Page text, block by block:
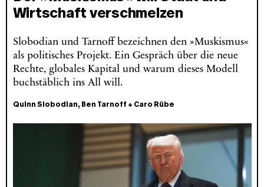
Wirtschaft verschmelzen
Slobodian und Tarnoff bezeichnen den »Muskismus«
als politisches Projekt. Ein Gespräch über die neue
Rechte, globales Kapital und warum dieses Modell
buchstäblich ins All will.
Quinn Slobodian, Ben Tarnoff + Caro Rübe